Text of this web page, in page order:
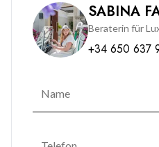
SABINA
Beraterin für
+34 650 637